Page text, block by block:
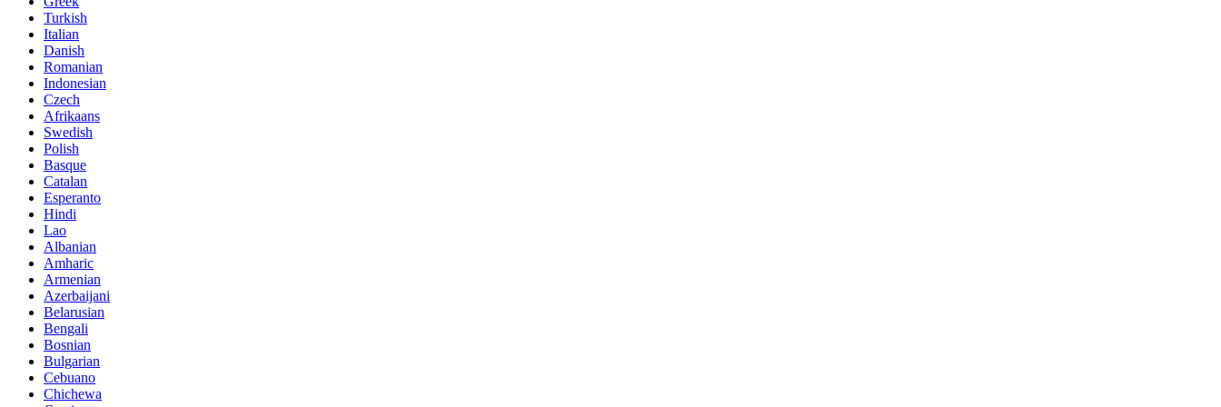
Turkish
Italian
Danish
Romanian
Indonesian
Czech
Afrikaans
Swedish
Polish
Basque
Catalan
Esperanto
Hindi
Lao
Albanian
Amharic
Armenian
Azerbaijani
Belarusian
Bengali
Bosnian
Bulgarian
Cebuano
Chichewa